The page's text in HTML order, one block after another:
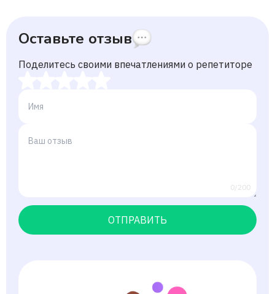
Оставьте отзыв
Поделитесь своими впечатлениями о репетиторе
0/200
ОТПРАВИТЬ